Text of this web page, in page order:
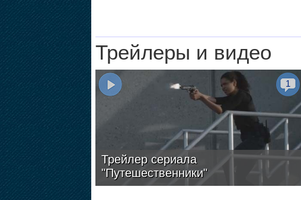
Трейлеры и видео
Трейлер сериала
"Путешественники"
1